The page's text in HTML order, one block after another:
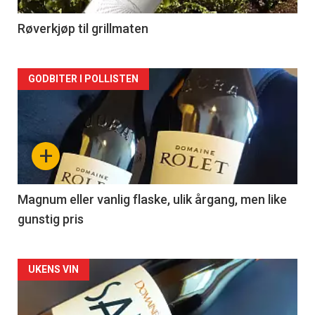
2
Røverkjøp til grillmaten
Forsiden
akkurat
nå
3
+
GODBITER I POLLISTEN
Magnum eller vanlig flaske, ulik årgang, men like
gunstig pris
Forsiden
akkurat
UKENS VIN